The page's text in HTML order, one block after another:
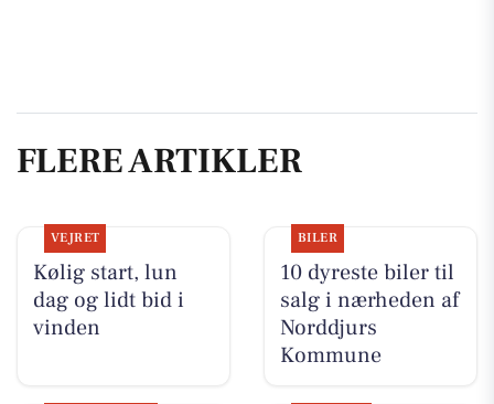
FLERE ARTIKLER
VEJRET
Kølig start, lun
dag og lidt bid i
vinden
BILER
10 dyreste biler til
salg i nærheden af
Norddjurs
Kommune